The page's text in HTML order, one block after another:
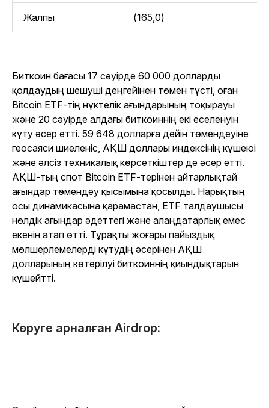
Жалпы (165,0)
Биткоин бағасы 17 сәуірде 60 000 долларды
қолдаудың шешуші деңгейінен төмен түсті, оған
Bitcoin ETF-тің нүктелік ағындарының тоқырауы
және 20 сәуірде алдағы биткоиннің екі еселенуін
күту әсер етті. 59 648 долларға дейін төмендеуіне
геосаяси шиеленіс, АҚШ доллары индексінің күшеюі
және әлсіз техникалық көрсеткіштер де әсер етті.
АҚШ-тың спот Bitcoin ETF-терінен айтарлықтай
ағындар төмендеу қысымына қосылды. Нарықтың
осы динамикасына қарамастан, ETF талдаушысы
нөлдік ағындар әдеттегі және алаңдатарлық емес
екенін атап өтті. Тұрақты жоғары пайыздық
мөлшерлемелерді күтудің әсерінен АҚШ
долларының көтерілуі биткоиннің қиындықтарын
күшейтті.
Көруге арналған Airdrop: